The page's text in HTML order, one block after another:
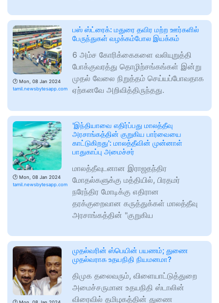
🕑 Mon, 08 Jan 2024
tamil.newsbytesapp.com
பஸ் ஸ்ட்ரைக்: மதுரை தவிர மற்ற ஊர்களில்
பேருந்துகள் வழக்கம்போல இயக்கம்
6 அம்ச கோரிக்கைகளை வலியுறுத்தி
போக்குவரத்து தொழிற்சங்கங்கள் இன்று
முதல் வேலை நிறுத்தம் செய்யப்போவதாக
ஏற்கனவே அறிவித்திருந்தது.
🕑 Mon, 08 Jan 2024
tamil.newsbytesapp.com
'இந்தியாவை எதிர்ப்பது மாலத்தீவு
அரசாங்கத்தின் குறுகிய பார்வையை
காட்டுகிறது': மாலத்தீவின் முன்னாள்
பாதுகாப்பு அமைச்சர்
மாலத்தீவுடனான இராஜதந்திர
மோதல்களுக்கு மத்தியில், பிரதமர்
நரேந்திர மோடிக்கு எதிரான
தரக்குறைவான கருத்துக்கள் மாலத்தீவு
அரசாங்கத்தின் "குறுகிய
முதல்வரின் ஸ்பெயின் பயணம்; துணை
முதல்வராக உதயநிதி நியமனமா?
திமுக தலைவரும், விளையாட்டுத்துறை
அமைச்சருமான உதயநிதி ஸ்டாலின்
விரைவில் தமிழகத்தின் துணை